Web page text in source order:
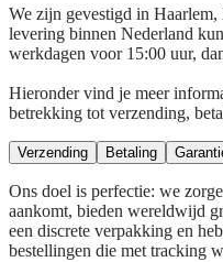
We zijn gevestigd in
levering binnen Nederland
werkdagen voor 15:00 uur,
Hieronder vind je meer
betrekking tot verzending,
Verzending Betaling
Ons doel is perfectie: we
aankomt, bieden wereldwijd
een discrete verpakking en
bestellingen die met tracking